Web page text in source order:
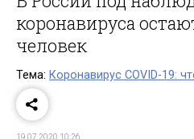
коронавируса
человек
Тема: Коронавирус COVID-19:
19.07.2020 10:26